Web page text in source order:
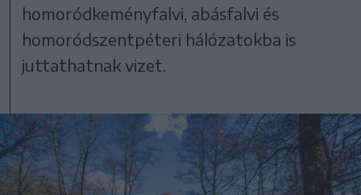
homoródkeményfalvi, abásfalvi és
homoródszentpéteri hálózatokba is
juttathatnak vizet.